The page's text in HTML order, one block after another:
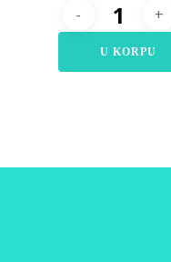
U KORPU